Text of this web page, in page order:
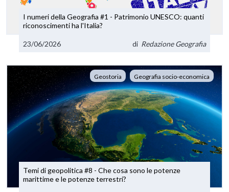
I numeri della Geografia #1 - Patrimonio UNESCO: quanti
riconoscimenti ha l'Italia?
23/06/2026 di Redazione Geografia
Geostoria Geografia socio-economica
Temi di geopolitica #8 - Che cosa sono le potenze
marittime e le potenze terrestri?